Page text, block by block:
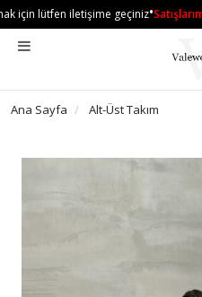
için lütfen iletişime geçiniz•
Ana Sayfa Alt-Üst Takım